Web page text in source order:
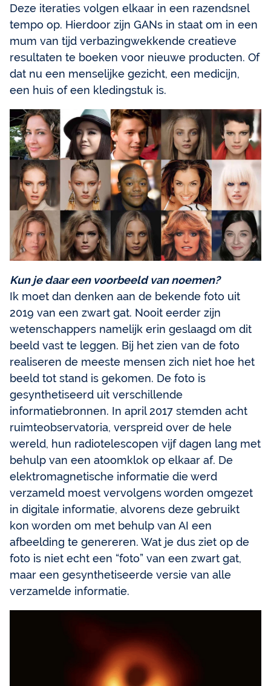
Deze iteraties volgen elkaar in een razendsnel
tempo op. Hierdoor zijn GANs in staat om in een
mum van tijd verbazingwekkende creatieve
resultaten te boeken voor nieuwe producten. Of
dat nu een menselijke gezicht, een medicijn,
een huis of een kledingstuk is.
Kun je daar een voorbeeld van noemen?
Ik moet dan denken aan de bekende foto uit
2019 van een zwart gat. Nooit eerder zijn
wetenschappers namelijk erin geslaagd om dit
beeld vast te leggen. Bij het zien van de foto
realiseren de meeste mensen zich niet hoe het
beeld tot stand is gekomen. De foto is
gesynthetiseerd uit verschillende
informatiebronnen. In april 2017 stemden acht
ruimteobservatoria, verspreid over de hele
wereld, hun radiotelescopen vijf dagen lang met
behulp van een atoomklok op elkaar af. De
elektromagnetische informatie die werd
verzameld moest vervolgens worden omgezet
in digitale informatie, alvorens deze gebruikt
kon worden om met behulp van AI een
afbeelding te genereren. Wat je dus ziet op de
foto is niet echt een “foto” van een zwart gat,
maar een gesynthetiseerde versie van alle
verzamelde informatie.